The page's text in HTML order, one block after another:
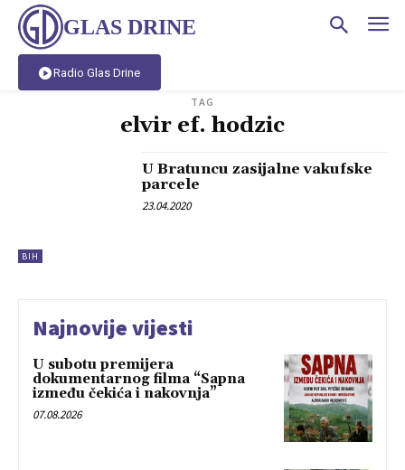
GLAS DRINE
Radio Glas Drine
TAG
elvir ef. hodzic
BIH
U Bratuncu zasijalne vakufske
parcele
23.04.2020
Najnovije vijesti
U subotu premijera
dokumentarnog filma “Sapna
između čekića i nakovnja”
07.08.2026